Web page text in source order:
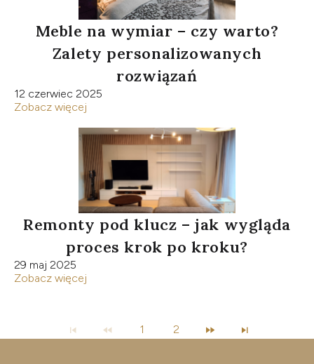
Meble na wymiar – czy warto?
Zalety personalizowanych
rozwiązań
12 czerwiec 2025
Zobacz więcej
Remonty pod klucz – jak wygląda
proces krok po kroku?
29 maj 2025
Zobacz więcej
1 2